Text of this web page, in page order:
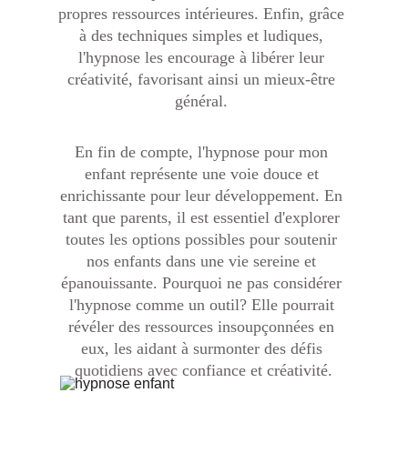
propres ressources intérieures. Enfin, grâce
à des techniques simples et ludiques,
l'hypnose les encourage à libérer leur
créativité, favorisant ainsi un mieux-être
général.
En fin de compte, l'hypnose pour mon
enfant représente une voie douce et
enrichissante pour leur développement. En
tant que parents, il est essentiel d'explorer
toutes les options possibles pour soutenir
nos enfants dans une vie sereine et
épanouissante. Pourquoi ne pas considérer
l'hypnose comme un outil? Elle pourrait
révéler des ressources insoupçonnées en
eux, les aidant à surmonter des défis
quotidiens avec confiance et créativité.